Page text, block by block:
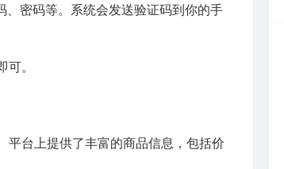
、密码等。系统会发送验证码到你的手
。
平台上提供了丰富的商品信息，包括价